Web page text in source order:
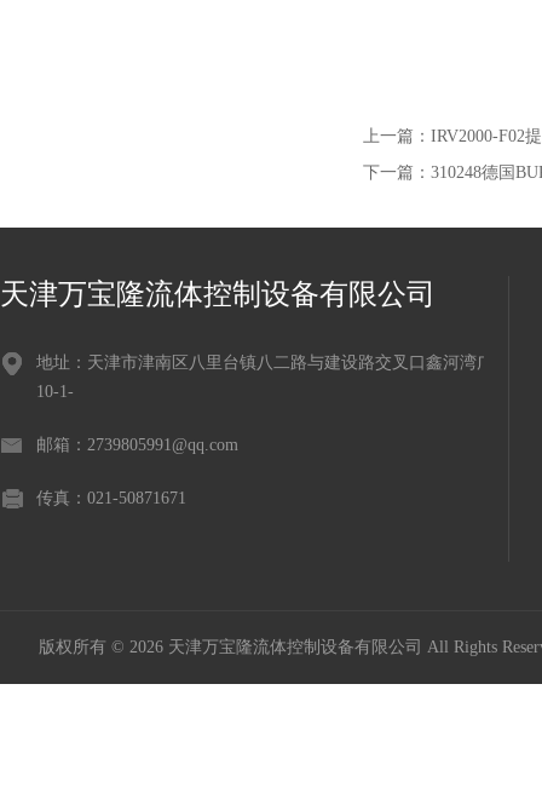
上一篇： IRV2000-F02
下一篇： 310248德国
天津万宝隆流体控制设备有限公司
地址：天津市津南区八里台镇八二路与建设路交叉口鑫河湾广场
10-1-
邮箱：2739805991@qq.com
传真：021-50871671
版权所有 © 2026 天津万宝隆流体控制设备有限公司 All Rights